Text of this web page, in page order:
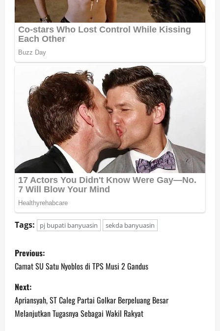
Tags: pj bupati banyuasin sekda banyuasin
P
o
s
t
Previous:
Camat SU Satu Nyoblos di TPS Musi 2 Gandus
Next:
Apriansyah, ST Caleg Partai Golkar Berpeluang Besar
Melanjutkan Tugasnya Sebagai Wakil Rakyat